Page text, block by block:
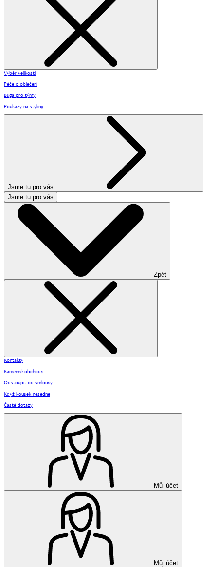
Výběr velikosti
Péče o oblečení
Buga pro týmy
Poukazy na styling
Jsme tu pro vás
Jsme tu pro vás
Zpět
Kontakty
Kamenné obchody
Odstoupit od smlouvy
Když kousek nesedne
Časté dotazy
Můj účet
Můj účet